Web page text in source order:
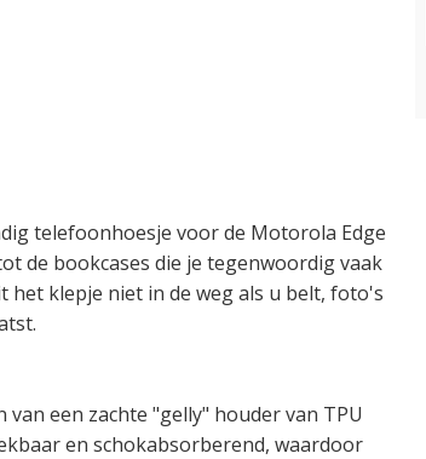
telefoonhoesje voor de Motorola Edge
de bookcases die je tegenwoordig vaak
het klepje niet in de weg als u belt, foto's
een zachte "gelly" houder van TPU
en schokabsorberend, waardoor